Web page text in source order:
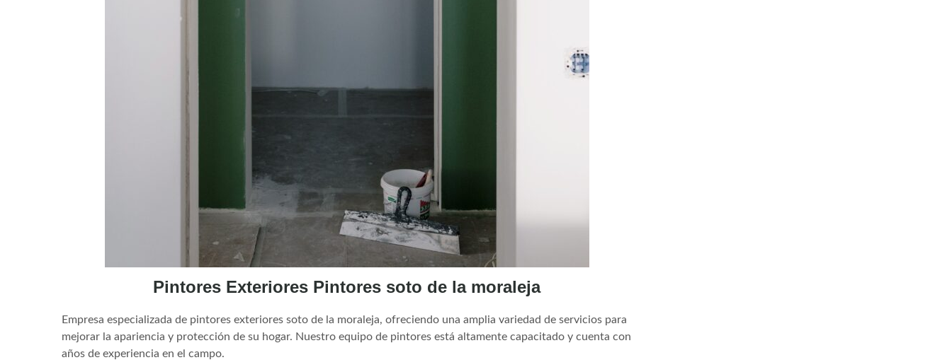
Pintores Exteriores Pintores soto de la moraleja
Empresa especializada de pintores exteriores soto de la moraleja, ofreciendo una amplia variedad de servicios para
mejorar la apariencia y protección de su hogar. Nuestro equipo de pintores está altamente capacitado y cuenta con
años de experiencia en el campo.